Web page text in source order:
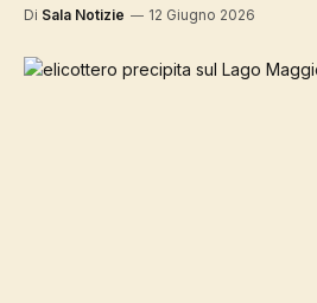
Di Sala Notizie 12 Giugno 2026